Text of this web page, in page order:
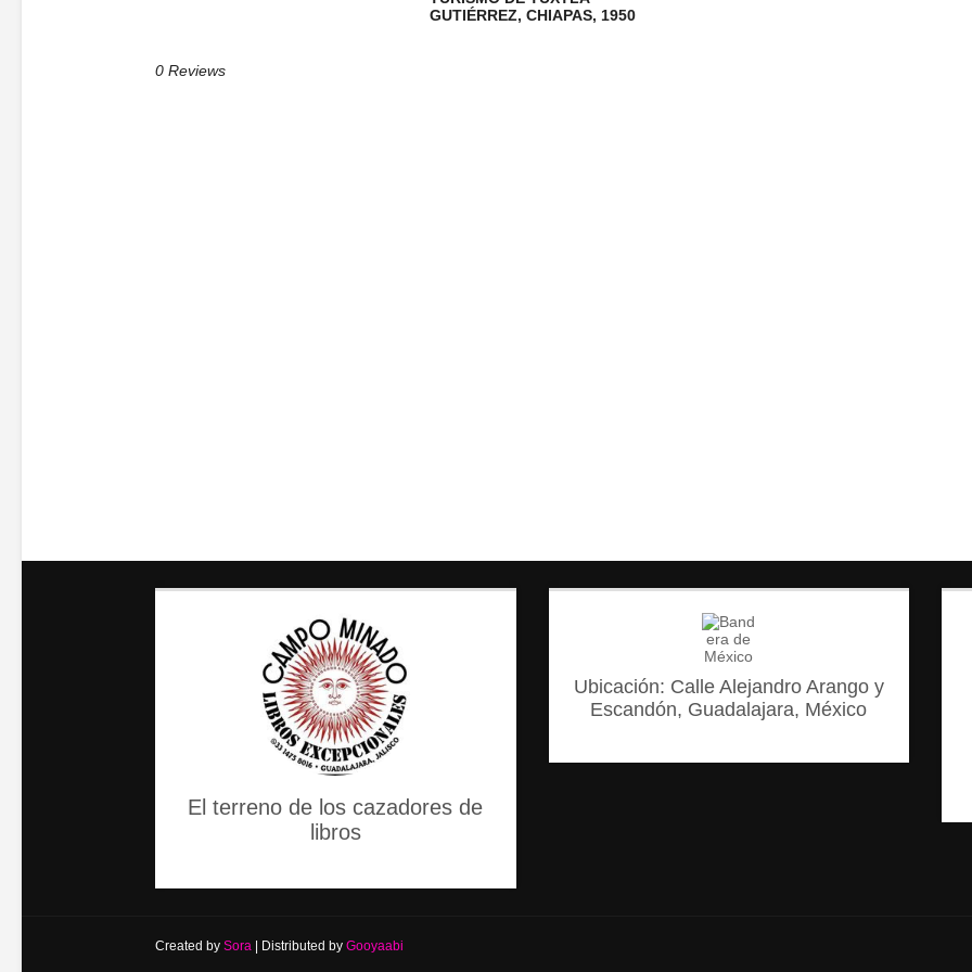
GUTIÉRREZ, CHIAPAS, 1950
0 Reviews
El terreno de los cazadores de
libros
Ubicación: Calle Alejandro Arango y
Escandón, Guadalajara, México
Created by Sora | Distributed by Gooyaabi